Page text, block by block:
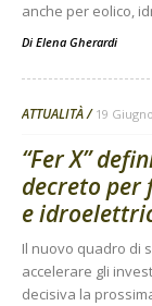
anche per eolico,
Di Elena Gherardi
ATTUALITÀ 19
“Fer X”
decreto per
e
Il nuovo quadro di
accelerare gli
decisiva la